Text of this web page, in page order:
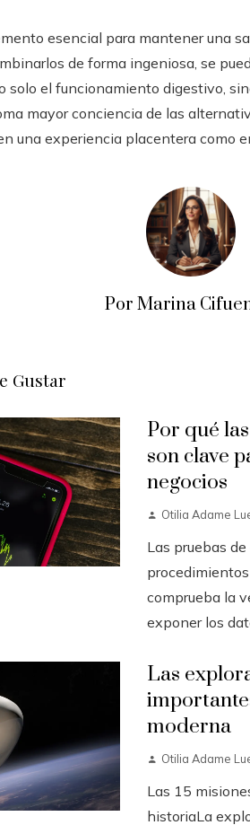
esencial para mantener una
de forma ingeniosa, se
solo el funcionamiento digestivo,
mayor conciencia de las
una experiencia placentera como
Por Marina
Gustar
Por qué
son clave
negocios
Otilia Adame
Las pruebas
comprueba la
exponer los
Las
moderna
Otilia Adame
Las 15
historiaLa